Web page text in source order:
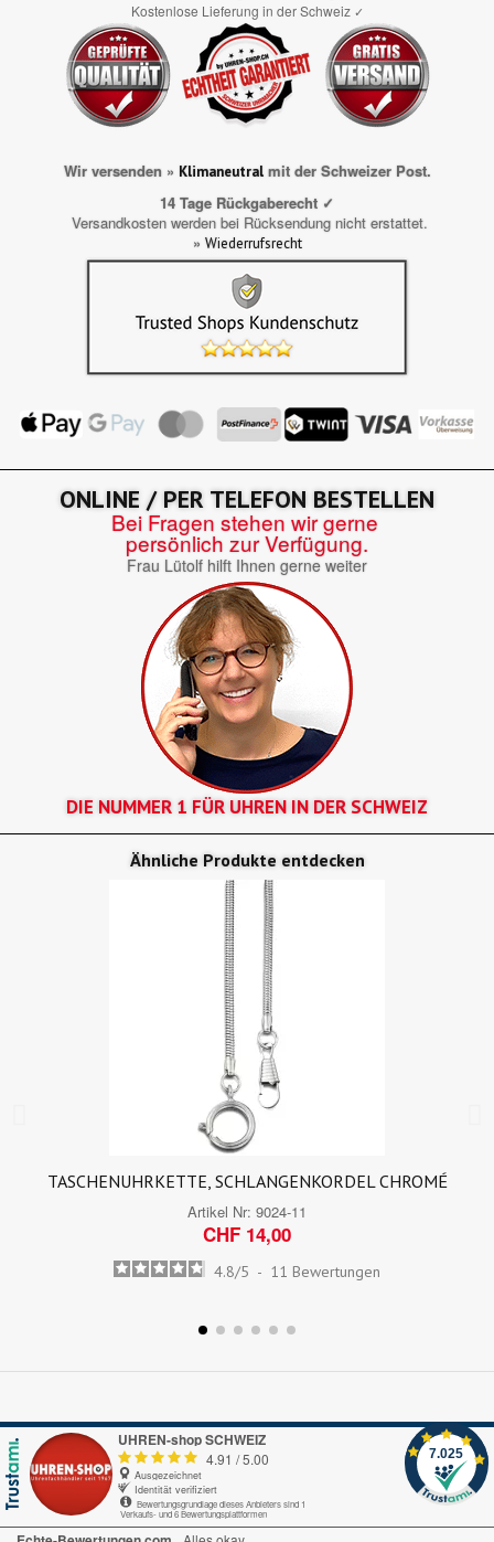
Kostenlose Lieferung in der Schweiz ✓
Wir versenden » Klimaneutralmit der Schweizer Post.
14 Tage Rückgaberecht ✓
Versandkosten werden bei Rücksendung nicht erstattet.
» Wiederrufsrecht
ONLINE / PER TELEFON BESTELLEN
Bei Fragen stehen wir gerne
persönlich zur Verfügung.
Frau Lütolf hilft Ihnen gerne weiter
DIE NUMMER 1 FÜR UHREN IN DER SCHWEIZ
Ähnliche Produkte entdecken
TASCHENUHRKETTE, SCHLANGENKORDEL CHROMÉ
Artikel Nr: 9024-11
CHF 14,00
4.8/5 - 11 Bewertungen
UHREN-shop SCHWEIZ
4.91 /5.00
Ausgezeichnet
Identität verifiziert
Bewertungsgrundlage dieses Anbieters sind 1
Verkaufs- und 6 Bewertungsplattformen
7.025